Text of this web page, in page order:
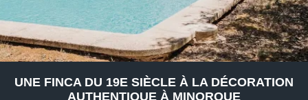
UNE FINCA DU 19E SIÈCLE À LA DÉCORATION
AUTHENTIQUE À MINORQUE